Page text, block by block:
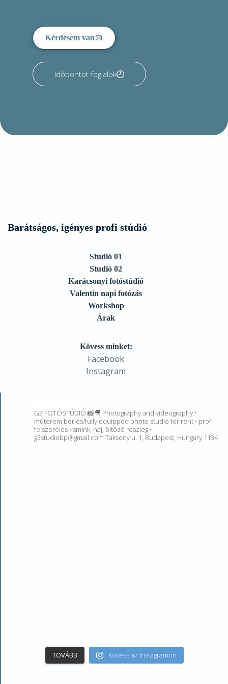
Kérdésem van
Időpontot foglalok
Barátságos, igényes profi stúdió
Studió 01
Studió 02
Karácsonyi fotóstúdió
Valentin napi fotózás
Workshop
Árak
Kövess minket:
Facebook
Instagram
G3 FOTÓSTÚDIÓ 📸🎥 Photography and videography •
műterem bérlés/fully equipped photo studio for rent • profi
felszerelés • smink, haj, öltöző részleg •
g3studiobp@gmail.com Taksony u. 1, Budapest, Hungary 1134
TOVÁBB Kövess az Instagramon